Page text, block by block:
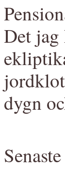
Det jag
dygn